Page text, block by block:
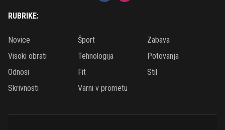
RUBRIKE:
Novice Šport
Zabava
Visoki obrati
Tehnologija
Potovanja
Odnosi
Fit
Stil
Skrivnosti
Varni v prometu